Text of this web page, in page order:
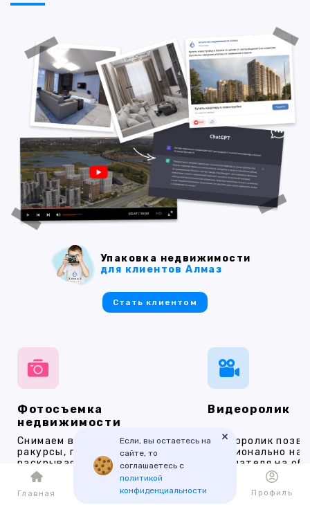
Фотосъемка
недвижимости
Снимаем выбирая эффектные
ракурсы, по максимуму
раскрывая эстетику
архитектуры и ее
практическую ценность.
Видеоролик
Видеоролик
эмоционально
покупателя на
он пришел с
Упаковка недвижимости
для клиентов Алмаз
Стать клиентом
Если, вы остаетесь на
сайте, то
соглашаетесь с
политикой
конфиденциальности
×
Главная Каталог Избранное Профиль